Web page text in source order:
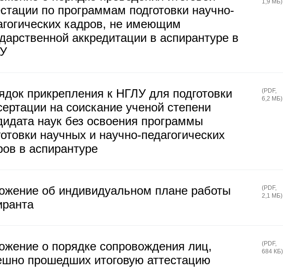
по программам подготовки научно-
кадров, не имеющим
аккредитации в аспирантуре в
1,9 МБ)
прикрепления к НГЛУ для подготовки
на соискание ученой степени
наук без освоения программы
научных и научно-педагогических
в аспирантуре
(PDF,
6,2 МБ)
об индивидуальном плане работы
(PDF,
2,1 МБ)
о порядке сопровождения лиц,
прошедших итоговую аттестацию
(PDF,
684 КБ)